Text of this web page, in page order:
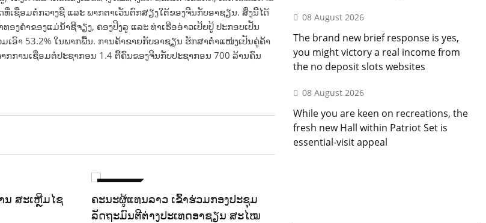
ເຊື່ອມຕໍ່ກວາງຊີ ແລະ ພາກຕາເວັນຕົກສຽງໃຕ້ຂອງຈີນກັບອາຊຽນ. ສິ່ງນີ້ໄດ້
ງຄຳຂອງແມ່ນ້ຳຊີຈຽງ, ຄອງປິງລູ ແລະ ທ່າເຮືອອ່າວເປ້ຍປູ້ ປະກອບເປັນ
ອົາ 53.2% ໃນພາກພື້ນ. ການຄ້າຂາຍກັບອາຊຽນ ຮັກສາຕຳແໜ່ງເປັນຄູ່ຄ້າ
ກການເຊື່ອມຕໍ່ປະຊາກອນ 1.4 ຕື້ຄົນຂອງຈີນກັບປະຊາກອນ 700 ລ້ານຄົນ
ນ ສະເຫຼີມໄຊ
ຄະນະຜູ້ແທນລາວ ເຂົ້າຮ່ວມກອງປະຊຸມ
ລັດຖະມົນຕີຕ່າງປະເທດອາຊຽນ ສະໄໝ
08 August 2026
The brand new brief response is yes,
you might victory a real income from
the no deposit slots websites
08 August 2026
While you are keen on recreations, the
fresh new Hall within Patriot Set is
essential-visit appeal